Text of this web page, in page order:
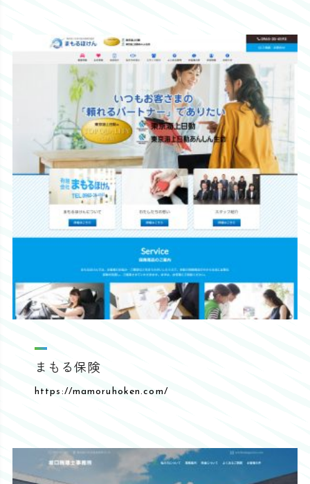
まもる保険
https://mamoruhoken.com/